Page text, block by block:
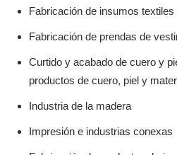
Fabricación de insumos
Fabricación de prendas de
Curtido y acabado de cuero y
productos de cuero, piel y
Industria de la madera
Impresión e industrias conexas